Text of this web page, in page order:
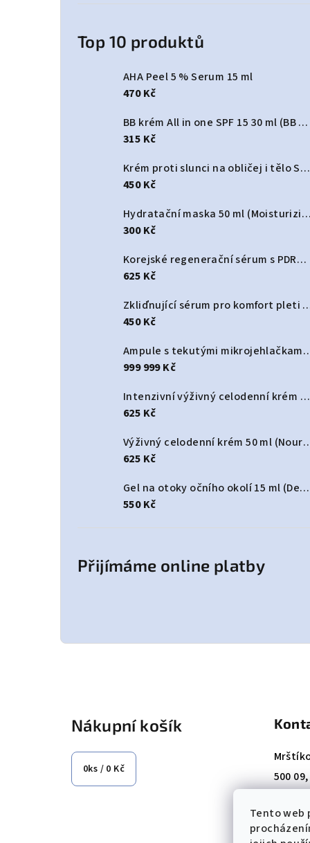
Tento web
Top 10 produktů
AHA Peel 5 % Serum 15 ml
470 Kč
BB krém All in one SPF 15 30 ml (BB cream All In One SPF 15)
315 Kč
Krém proti slunci na obličej i tělo SPF 50+ 125 ml (Sun protect cream face & body SPF50+)
450 Kč
Hydratační maska 50 ml (Moisturizing Hydromask)
300 Kč
Korejské regenerační sérum s PDRN a spikulemi 30 ml (Korean Dual PDRN Spicule Serum)
625 Kč
Zkliďnující sérum pro komfort
450 Kč
Ampule s tekutými mikrojehlačkami 3000 PPM
999 999 Kč
Intenzivní výživný celodenní krém 50 ml (Deep Nourishing All-Day cream)
625 Kč
Výživný celodenní krém
625 Kč
Gel na otoky očního okolí 15 ml (De-puff Eye Contour Gel)
550 Kč
Přijímáme online platby
Nákupní košík
0ks / 0 Kč
500
E-